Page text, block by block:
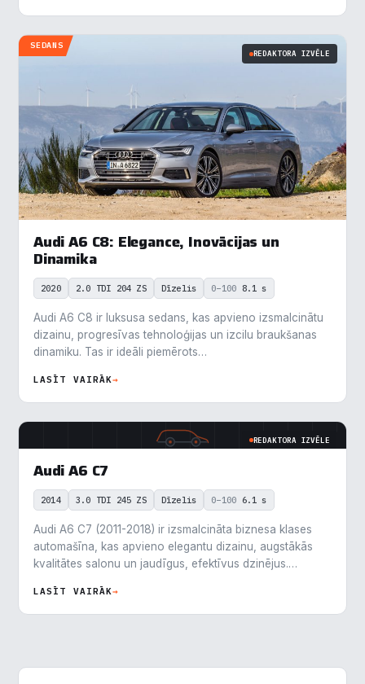
SEDANS
REDAKTORA IZVĒLE
Audi A6 C8: Elegance, Inovācijas un
Dinamika
2020 2.0 TDI 204 ZS Dīzelis 0–100 8.1 s
Audi A6 C8 ir luksusa sedans, kas apvieno izsmalcinātu
dizainu, progresīvas tehnoloģijas un izcilu braukšanas
dinamiku. Tas ir ideāli piemērots…
LASĪT VAIRĀK→
REDAKTORA IZVĒLE
Audi A6 C7
2014 3.0 TDI 245 ZS Dīzelis 0–100 6.1 s
Audi A6 C7 (2011-2018) ir izsmalcināta biznesa klases
automašīna, kas apvieno elegantu dizainu, augstākās
kvalitātes salonu un jaudīgus, efektīvus dzinējus.…
LASĪT VAIRĀK→
Piekrišanas preferences ×
Mēs izmantojam sīkdatnes, lai palīdzētu jums efektīvi
pārvietoties un veikt noteiktas funkcijas. Zemāk katras
piekrišanas kategorijā atradīsiet detalizētu informāciju par
visām sīk... Rādīt vairāk
▶ Nepieciešamās
▶ Veiktspēja
Reklāma